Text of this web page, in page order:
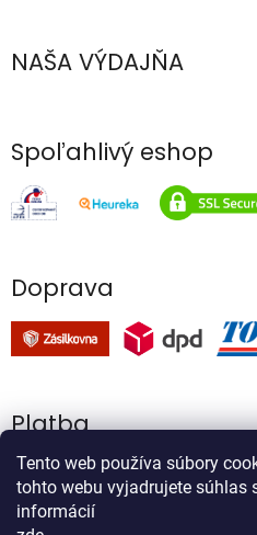
Tento web používa súbory
tohto webu vyjadrujete súhlas
informácií
NAŠA VÝDAJŇA
Spoľahlivý eshop
Doprava
Platba